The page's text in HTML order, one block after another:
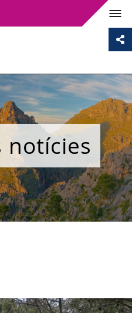
notícies